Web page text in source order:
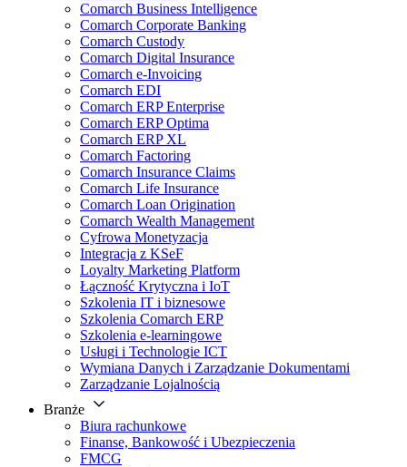
Comarch Business Intelligence
Comarch Corporate Banking
Comarch Custody
Comarch Digital Insurance
Comarch e-Invoicing
Comarch EDI
Comarch ERP Enterprise
Comarch ERP Optima
Comarch ERP XL
Comarch Factoring
Comarch Insurance Claims
Comarch Life Insurance
Comarch Loan Origination
Comarch Wealth Management
Cyfrowa Monetyzacja
Integracja z KSeF
Loyalty Marketing Platform
Łączność Krytyczna i IoT
Szkolenia IT i biznesowe
Szkolenia Comarch ERP
Szkolenia e-learningowe
Usługi i Technologie ICT
Wymiana Danych i Zarządzanie Dokumentami
Zarządzanie Lojalnością
Branże
Biura rachunkowe
Finanse, Bankowość i Ubezpieczenia
FMCG